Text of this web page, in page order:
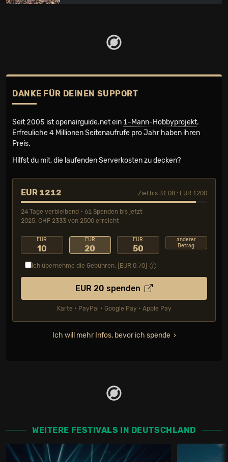
DANKE FÜR DEINEN SUPPORT
Seit 2005 ist openairguide.net ein 1-Mann-Hobbyprojekt.
Erfreuliche 4 Millionen Seiten­aufrufe pro Jahr haben ihren
Preis.
Hilfst du mit, die laufenden Serverkosten zu decken?
EUR 1212 Ziel bis 31.08.: EUR 1200
24 Tage verbleibend • 61 Spenden bis jetzt
2025: CHF 2333 von 2500 erreicht
EUR
10
EUR
20
EUR
50
anderer
Betrag
Ich übernehme die Gebühren. [EUR 0,70
EUR 20 spenden
Karte • PayPal • Google Pay • Apple Pay
Ich will mehr Infos, bevor ich spende
WEITERE FESTIVALS IN DEUTSCHLAND